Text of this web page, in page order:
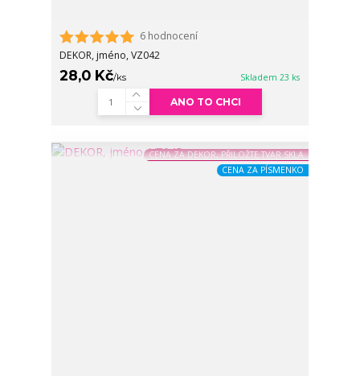
6 hodnocení
DEKOR, jméno, VZ042
28,0 Kč/ks Skladem 23 ks
ANO TO CHCI
CENA ZA DEKOR, PŘILOŽTE TVAR SKLA
CENA ZA PÍSMENKO